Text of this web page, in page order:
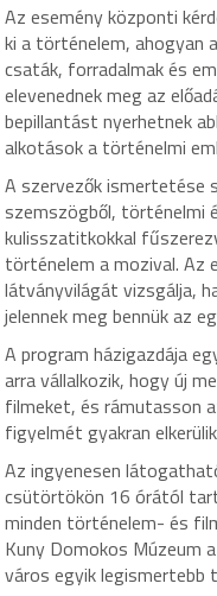
Az esemény központi
ki a történelem, ahogyan
csaták, forradalmak és
elevenednek meg az
bepillantást nyerhetnek
alkotások a történelmi
A szervezők ismertetése
szemszögből, történelmi
kulisszatitkokkal
történelem a mozival. Az
látványvilágát vizsgálja,
jelennek meg bennük az
A program házigazdája
arra vállalkozik, hogy új
filmeket, és rámutasson
figyelmét gyakran
Az ingyenesen
csütörtökön 16 órától
minden történelem- és
Kuny Domokos Múzeum
város egyik